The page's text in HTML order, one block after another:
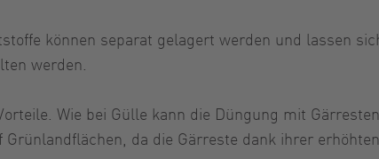
können separat gelagert werden und lassen
werden.
Wie bei Gülle kann die Düngung mit
da die Gärreste dank ihrer